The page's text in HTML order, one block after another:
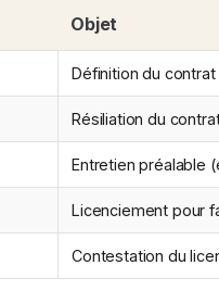
Objet
Définition du contrat
Résiliation du
Entretien préalable
Licenciement pour
Contestation du